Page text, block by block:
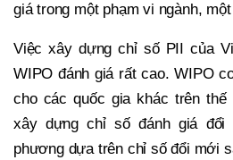
giá trong một phạm vi ngành,
Việc xây dựng chỉ số PII của
WIPO đánh giá rất cao. WIPO
cho các quốc gia khác trên
xây dựng chỉ số đánh giá
phương dựa trên chỉ số đổi mới